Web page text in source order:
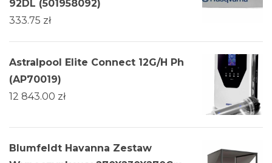
92DL (501958092)
333.75 zł
Astralpool Elite Connect 12G/H Ph
(AP70019)
12 843.00 zł
Blumfeldt Havanna Zestaw